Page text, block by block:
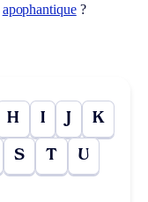
apophantique?
H I J K
S T U